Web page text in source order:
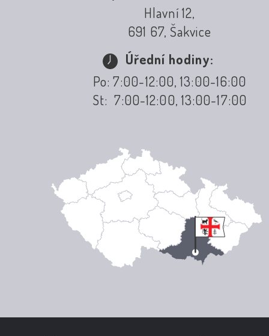
Hlavní 12,
691 67, Šakvice
Úřední hodiny:
Po: 7:00-12:00, 13:00-16:00
St: 7:00-12:00, 13:00-17:00